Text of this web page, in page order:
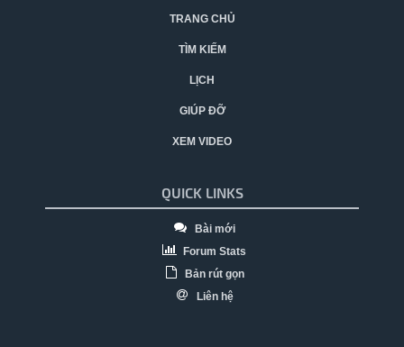
TRANG CHỦ
TÌM KIẾM
LỊCH
GIÚP ĐỠ
XEM VIDEO
QUICK LINKS
Bài mới
Forum Stats
Bản rút gọn
Liên hệ